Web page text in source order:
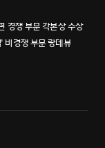
경쟁 부문 각본상 수상
비경쟁 부문 랑데뷰